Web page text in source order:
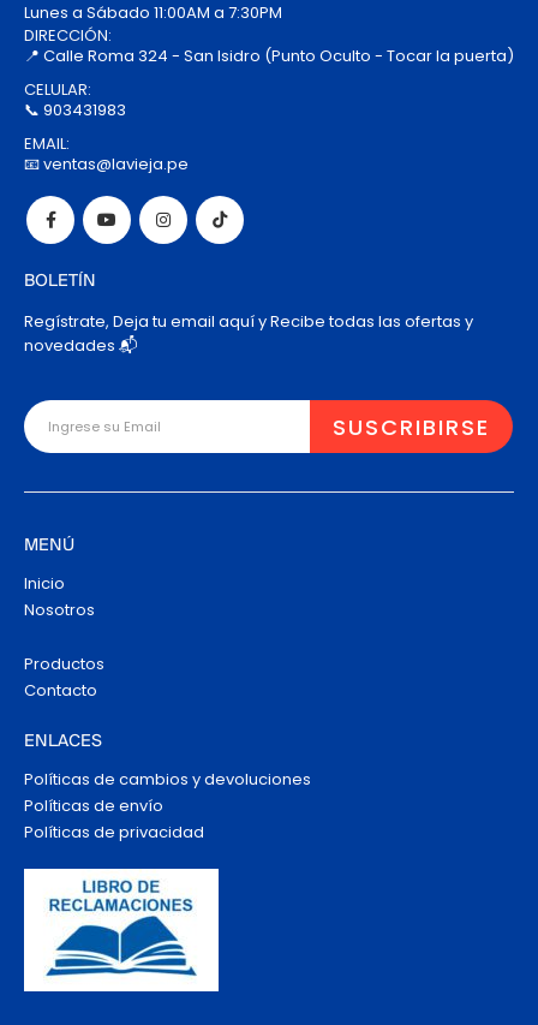
Lunes a Sábado 11:00AM a 7:30PM
DIRECCIÓN:
📍 Calle Roma 324 - San Isidro (Punto Oculto - Tocar la puerta)
CELULAR:
📞 903431983
EMAIL:
📧 ventas@lavieja.pe
BOLETÍN
Regístrate, Deja tu email aquí y Recibe todas las ofertas y
novedades 📬
MENÚ
Inicio
Nosotros
Productos
Contacto
ENLACES
Políticas de cambios y devoluciones
Políticas de envío
Políticas de privacidad